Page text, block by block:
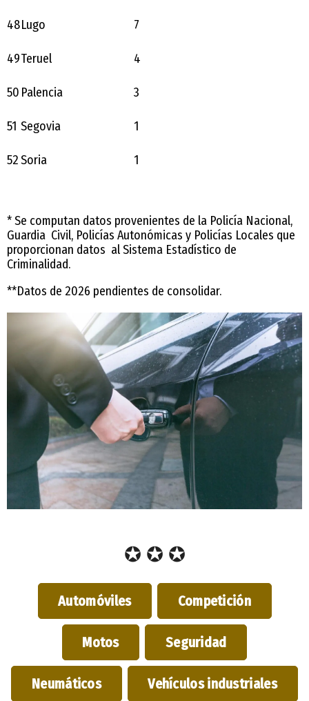
48Lugo 7
49Teruel 4
50 Palencia 3
51 Segovia 1
52Soria 1
* Se computan datos provenientes de la Policía Nacional,
Guardia Civil, Policías Autonómicas y Policías Locales que
proporcionan datos al Sistema Estadístico de
Criminalidad.
**Datos de 2026 pendientes de consolidar.
✪ ✪ ✪
Automóviles Competición
Motos Seguridad
Neumáticos Vehículos industriales